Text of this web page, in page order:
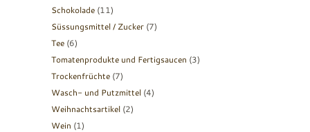
Schokolade (11)
Süssungsmittel / Zucker (7)
Tee (6)
Tomatenprodukte und Fertigsaucen (3)
Trockenfrüchte (7)
Wasch- und Putzmittel (4)
Weihnachtsartikel (2)
Wein (1)